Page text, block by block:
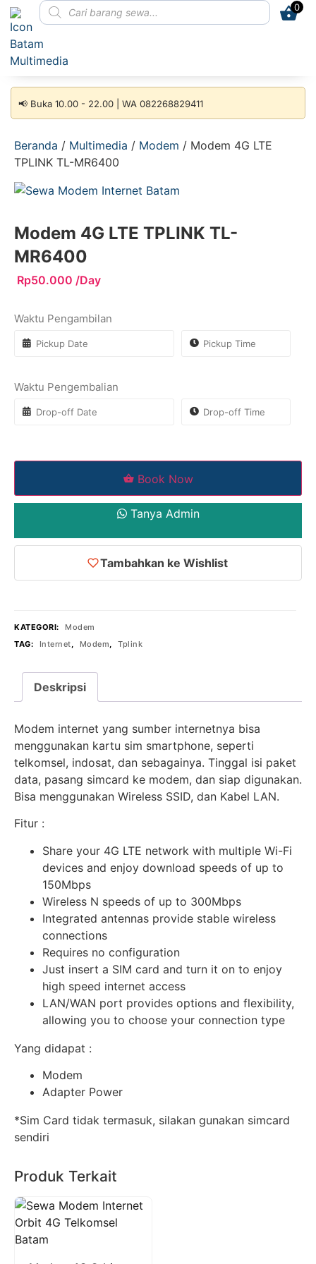
0
📢 Buka 10.00 - 22.00 | WA 082268829411
Beranda / Multimedia / Modem / Modem 4G LTE
TPLINK TL-MR6400
Modem 4G LTE TPLINK TL-
MR6400
Rp50.000 /Day
Waktu Pengambilan
Waktu Pengembalian
Book Now
Tanya Admin
Tambahkan ke Wishlist
KATEGORI:
Modem
TAG:
Internet, Modem, Tplink
Deskripsi
Modem internet yang sumber internetnya bisa
menggunakan kartu sim smartphone, seperti
telkomsel, indosat, dan sebagainya. Tinggal isi paket
data, pasang simcard ke modem, dan siap digunakan.
Bisa menggunakan Wireless SSID, dan Kabel LAN.
Fitur :
Share your 4G LTE network with multiple Wi-Fi
devices and enjoy download speeds of up to
150Mbps
Wireless N speeds of up to 300Mbps
Integrated antennas provide stable wireless
connections
Requires no configuration
Just insert a SIM card and turn it on to enjoy
high speed internet access
LAN/WAN port provides options and flexibility,
allowing you to choose your connection type
Yang didapat :
Modem
Adapter Power
*Sim Card tidak termasuk, silakan gunakan simcard
sendiri
Produk Terkait